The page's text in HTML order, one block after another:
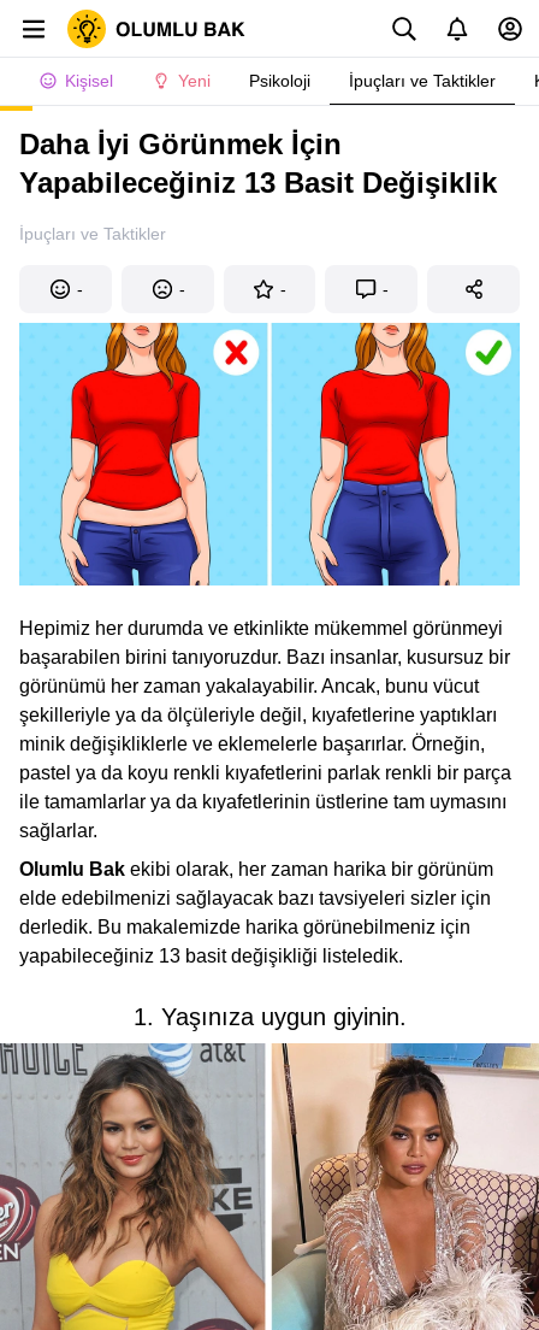
Kişisel Yeni Psikoloji İpuçları ve Taktikler
Daha İyi Görünmek İçin
Yapabileceğiniz 13 Basit Değişiklik
İpuçları ve Taktikler
- - - -
Hepimiz her durumda ve etkinlikte mükemmel görünmeyi
başarabilen birini tanıyoruzdur. Bazı insanlar, kusursuz bir
görünümü her zaman yakalayabilir. Ancak, bunu vücut
şekilleriyle ya da ölçüleriyle değil, kıyafetlerine yaptıkları
minik değişikliklerle ve eklemelerle başarırlar. Örneğin,
pastel ya da koyu renkli kıyafetlerini parlak renkli bir parça
ile tamamlarlar ya da kıyafetlerinin üstlerine tam uymasını
sağlarlar.
Olumlu Bak ekibi olarak, her zaman harika bir görünüm
elde edebilmenizi sağlayacak bazı tavsiyeleri sizler için
derledik. Bu makalemizde harika görünebilmeniz için
yapabileceğiniz 13 basit değişikliği listeledik.
1. Yaşınıza uygun giyinin.